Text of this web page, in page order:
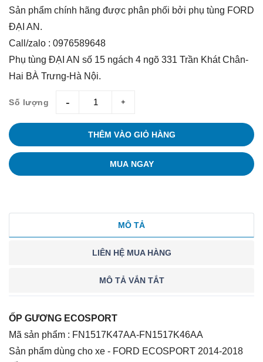
Sản phẩm chính hãng được phân phối bởi phụ tùng FORD
ĐẠI AN.
Call/zalo : 0976589648
Phụ tùng ĐẠI AN số 15 ngách 4 ngõ 331 Trần Khát Chân-
Hai BÀ Trưng-Hà Nội.
Số lượng giam tang
THÊM VÀO GIỎ HÀNG
MUA NGAY
MÔ TẢ
LIÊN HỆ MUA HÀNG
MÔ TẢ VẮN TẮT
ỐP GƯƠNG ECOSPORT
Mã sản phẩm : FN1517K47AA-FN1517K46AA
Sản phẩm dùng cho xe - FORD ECOSPORT 2014-2018